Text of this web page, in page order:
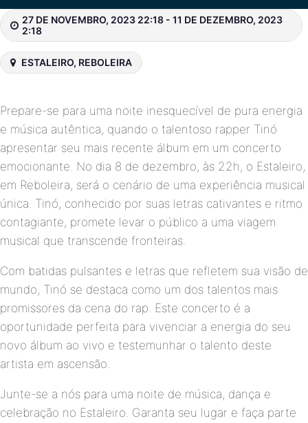
27 DE NOVEMBRO, 2023 22:18 - 11 DE DEZEMBRO, 2023
2:18
ESTALEIRO, REBOLEIRA
Prepare-se para uma noite inesquecível de pura energia
e música autêntica, quando o talentoso rapper Tinó
apresentar seu mais recente álbum em um concerto
emocionante. No dia 8 de dezembro, às 22h, o Estaleiro,
em Reboleira, será o cenário de uma experiência musical
única. Tinó, conhecido por suas letras cativantes e ritmo
contagiante, promete levar o público a uma viagem
musical que transcende fronteiras.
Com batidas pulsantes e letras que refletem sua visão de
mundo, Tinó se destaca como um dos talentos mais
promissores da cena do rap. Este concerto é a
oportunidade perfeita para vivenciar a energia do seu
novo álbum ao vivo e testemunhar o talento deste
artista em ascensão.
Junte-se a nós para uma noite de música, dança e
celebração no Estaleiro. Garanta seu lugar e faça parte